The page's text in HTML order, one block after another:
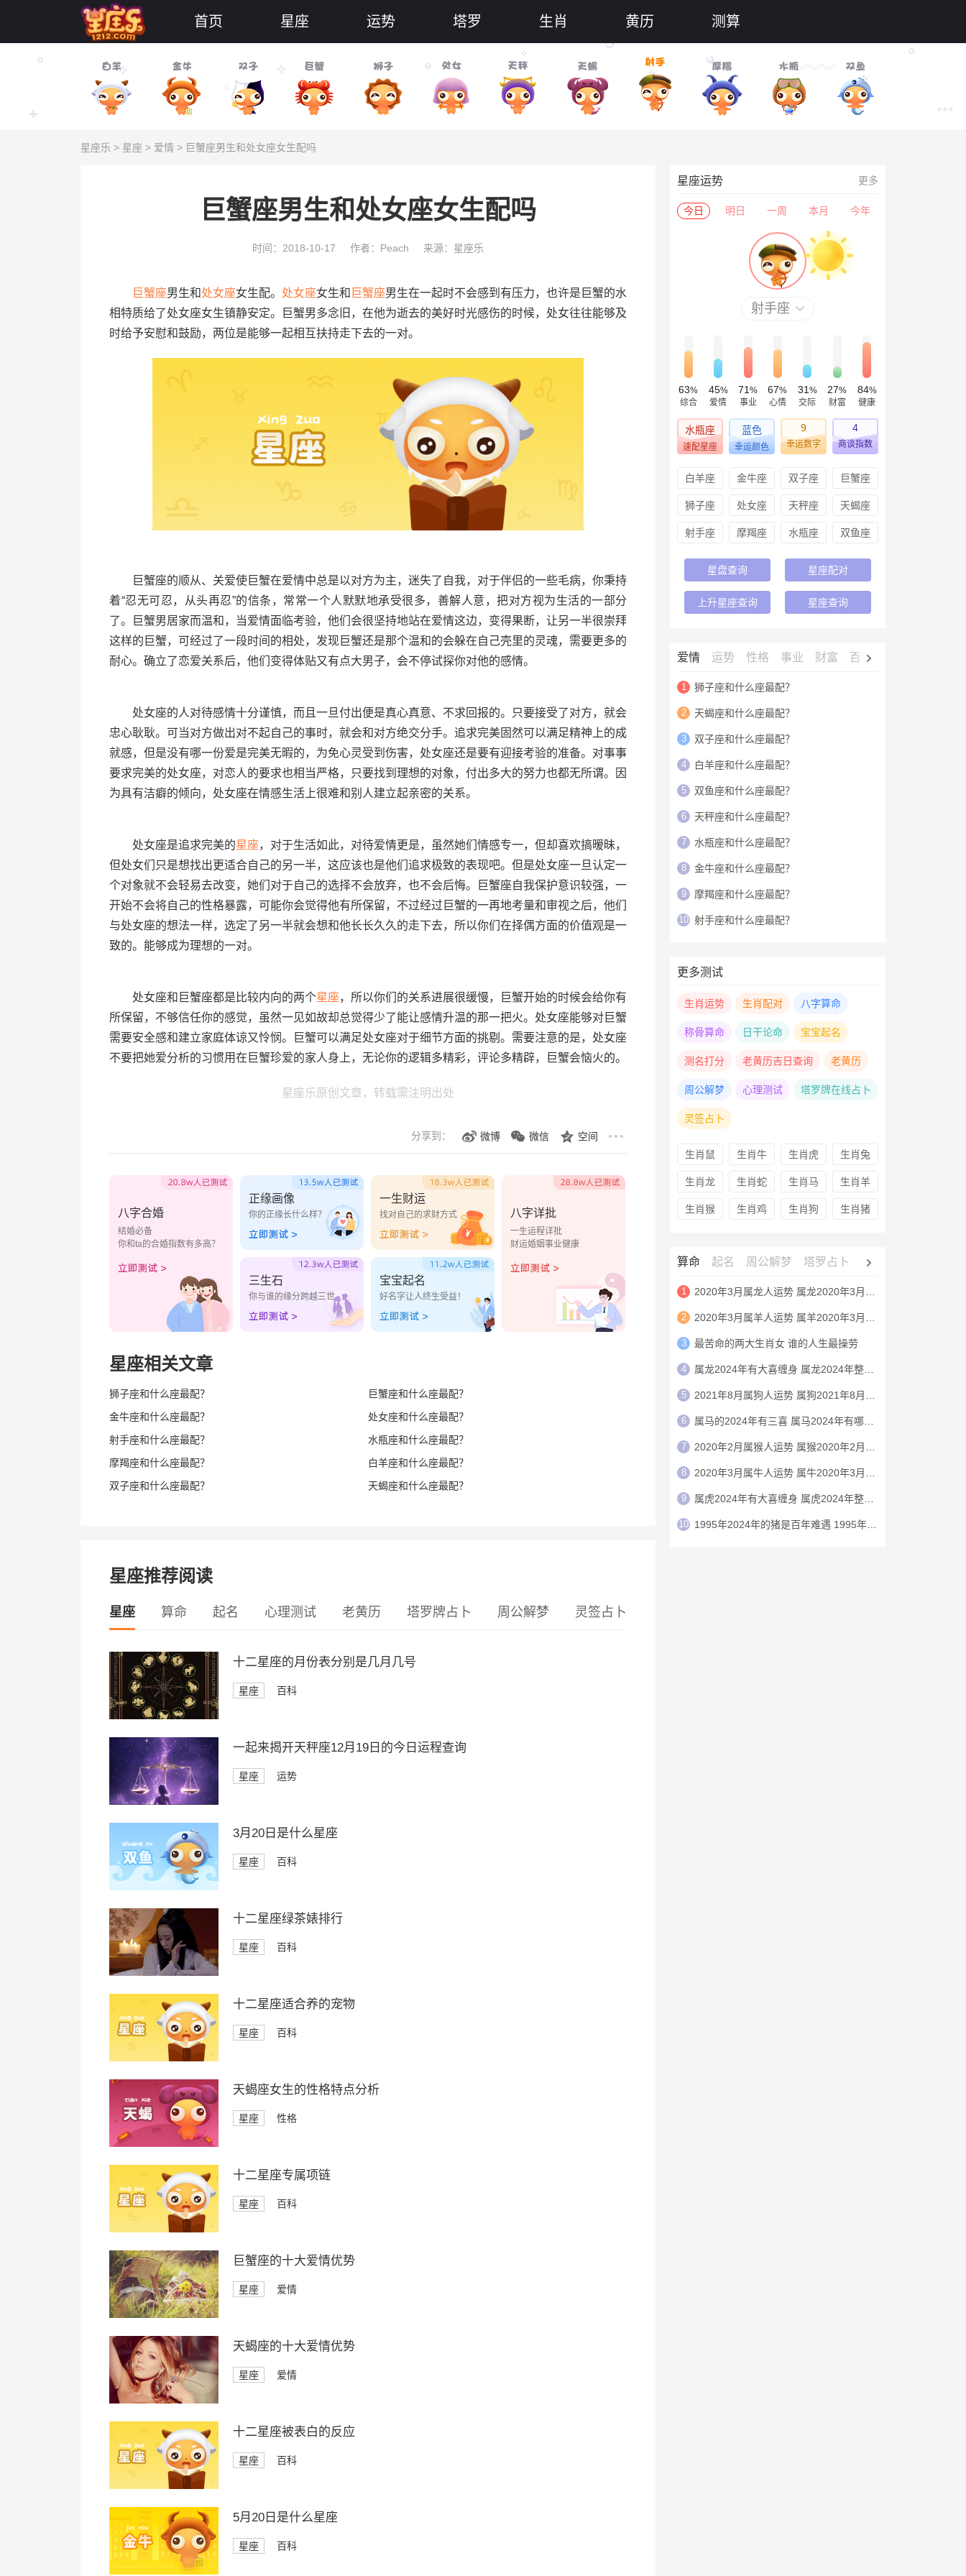
首页 星座 运势 塔罗 生肖 黄历 测算
星座乐 > 星座 > 爱情 > 巨蟹座男生和处女座女生配吗
巨蟹座男生和处女座女生配吗
时间：2018-10-17 作者：Peach 来源：星座乐
巨蟹座男生和处女座女生配。 处女座女生和 巨蟹座男生在一起时不会感到有压力，也许是巨蟹的水
相特质给了处女座女生镇静安定。巨蟹男多念旧，在他为逝去的美好时光感伤的时候，处女往往能够及
时给予安慰和鼓励，两位是能够一起相互扶持走下去的一对。
巨蟹座的顺从、关爱使巨蟹在爱情中总是以对方为主，迷失了自我，对于伴侣的一些毛病，你秉持
着“忍无可忍，从头再忍”的信条，常常一个人默默地承受很多，善解人意，把对方视为生活的一部分
了。巨蟹男居家而温和，当爱情面临考验，他们会很坚持地站在爱情这边，变得果断，让另一半很崇拜
这样的巨蟹，可经过了一段时间的相处，发现巨蟹还是那个温和的会躲在自己壳里的灵魂，需要更多的
耐心。确立了恋爱关系后，他们变得体贴又有点大男子，会不停试探你对他的感情。
处女座的人对待感情十分谨慎，而且一旦付出便是真心真意、不求回报的。只要接受了对方，就会
忠心耿耿。可当对方做出对不起自己的事时，就会和对方绝交分手。追求完美固然可以满足精神上的成
就感，但是没有哪一份爱是完美无暇的，为免心灵受到伤害，处女座还是要有迎接考验的准备。对事事
要求完美的处女座，对恋人的要求也相当严格，只要找到理想的对象，付出多大的努力也都无所谓。因
为具有洁癖的倾向，处女座在情感生活上很难和别人建立起亲密的关系。
处女座是追求完美的星座，对于生活如此，对待爱情更是，虽然她们情感专一，但却喜欢搞暧昧，
但处女们只是想找出更适合自己的另一半，这应该也是他们追求极致的表现吧。但是处女座一旦认定一
个对象就不会轻易去改变，她们对于自己的选择不会放弃，也不会后悔。巨蟹座自我保护意识较强，一
开始不会将自己的性格暴露，可能你会觉得他有所保留，不过经过巨蟹的一再地考量和审视之后，他们
与处女座的想法一样，选定了另一半就会想和他长长久久的走下去，所以你们在择偶方面的价值观是一
致的。能够成为理想的一对。
处女座和巨蟹座都是比较内向的两个星座，所以你们的关系进展很缓慢，巨蟹开始的时候会给你有
所保留，不够信任你的感觉，虽然一见如故却总觉得少了能让感情升温的那一把火。处女座能够对巨蟹
需要安全感和建立家庭体谅又怜悯。巨蟹可以满足处女座对于细节方面的挑剔。需要注意的是，处女座
不要把她爱分析的习惯用在巨蟹珍爱的家人身上，无论你的逻辑多精彩，评论多精辟，巨蟹会恼火的。
星座乐原创文章，转载需注明出处
分享到： 微博 微信 空间
八字合婚
结婚必备
你和ta的合婚指数有多高？
正缘画像
你的正缘长什么样？
一生财运
找对自己的求财方式
三生石
你与谁的缘分跨越三世
宝宝起名
好名字让人终生受益！
八字详批
一生运程详批
财运婚姻事业健康
星座相关文章
狮子座和什么座最配？
巨蟹座和什么座最配？
金牛座和什么座最配？
处女座和什么座最配？
射手座和什么座最配？
水瓶座和什么座最配？
摩羯座和什么座最配？
白羊座和什么座最配？
双子座和什么座最配？
天蝎座和什么座最配？
星座推荐阅读
星座 算命 起名 心理测试 老黄历 塔罗牌占卜 周公解梦 灵签占卜
十二星座的月份表分别是几月几号
星座 百科
一起来揭开天秤座12月19日的今日运程查询
星座 运势
3月20日是什么星座
星座 百科
十二星座绿茶婊排行
星座 百科
十二星座适合养的宠物
星座 百科
天蝎座女生的性格特点分析
星座 性格
十二星座专属项链
星座 百科
巨蟹座的十大爱情优势
星座 爱情
天蝎座的十大爱情优势
星座 爱情
十二星座被表白的反应
星座 百科
5月20日是什么星座
星座 百科
星座运势 更多
今日 明日 一周 本月 今年
射手座
63%
综合
45%
爱情
71%
事业
67%
心情
31 %
交际
27%
财富
84%
健康
水瓶座
速配星座
蓝色
幸运颜色
9
幸运数字
4
商谈指数
白羊座 金牛座 双子座 巨蟹座
狮子座 处女座 天秤座 天蝎座
射手座 摩羯座 水瓶座 双鱼座
星盘查询 星座配对
上升星座查询 星座查询
爱情 运势 性格 事业 财富 百科
1 狮子座和什么座最配？
2 天蝎座和什么座最配？
3 双子座和什么座最配？
4 白羊座和什么座最配？
5 双鱼座和什么座最配？
6 天秤座和什么座最配？
7 水瓶座和什么座最配？
8 金牛座和什么座最配？
9 摩羯座和什么座最配？
10 射手座和什么座最配？
更多测试
生肖运势 生肖配对 八字算命
称骨算命 日干论命 宝宝起名
测名打分 老黄历吉日查询 老黄历
周公解梦 心理测试 塔罗牌在线占卜
灵签占卜
生肖鼠 生肖牛 生肖虎 生肖兔
生肖龙 生肖蛇 生肖马 生肖羊
生肖猴 生肖鸡 生肖狗 生肖猪
算命 起名 周公解梦 塔罗占卜 心理测试
1 2020年3月属龙人运势 属龙2020年3月运程
2 2020年3月属羊人运势 属羊2020年3月运程
3 最苦命的两大生肖女 谁的人生最操劳
4 属龙2024年有大喜缠身 属龙2024年整体运势
5 2021年8月属狗人运势 属狗2021年8月运程
6 属马的2024年有三喜 属马2024年有哪三喜
7 2020年2月属猴人运势 属猴2020年2月运程
8 2020年3月属牛人运势 属牛2020年3月运程
9 属虎2024年有大喜缠身 属虎2024年整体运势
10 1995年2024年的猪是百年难遇 1995年2024年猪运势如何